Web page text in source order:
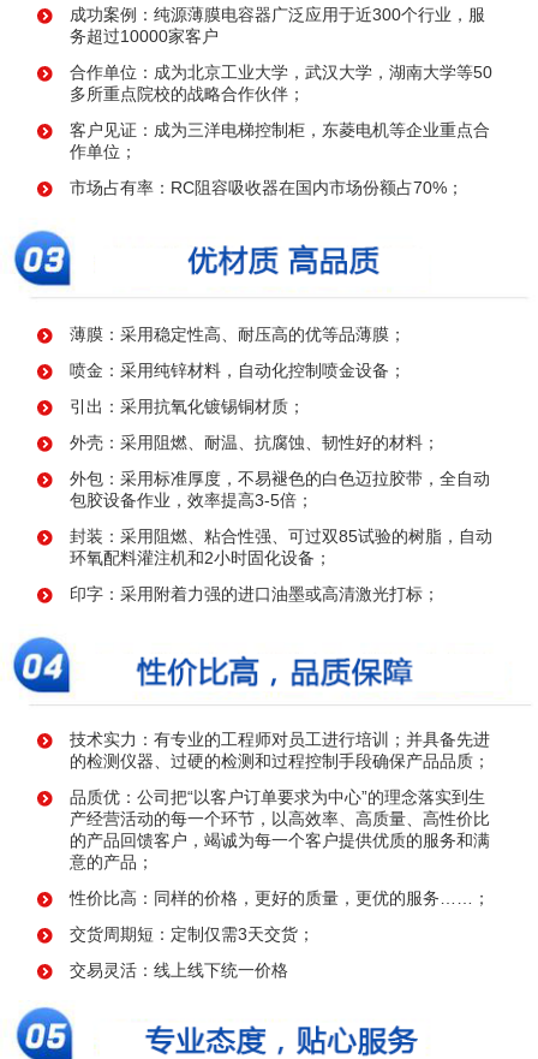
成功案例：纯源薄膜电容器广泛应用于近300个行业，服
务超过10000家客户
合作单位：成为北京工业大学，武汉大学，湖南大学等50
多所重点院校的战略合作伙伴；
客户见证：成为三洋电梯控制柜，东菱电机等企业重点合
作单位；
市场占有率：RC阻容吸收器在国内市场份额占70%；
薄膜：采用稳定性高、耐压高的优等品薄膜；
喷金：采用纯锌材料，自动化控制喷金设备；
引出：采用抗氧化镀锡铜材质；
外壳：采用阻燃、耐温、抗腐蚀、韧性好的材料；
外包：采用标准厚度，不易褪色的白色迈拉胶带，全自动
包胶设备作业，效率提高3-5倍；
封装：采用阻燃、粘合性强、可过双85试验的树脂，自动
环氧配料灌注机和2小时固化设备；
印字：采用附着力强的进口油墨或高清激光打标；
技术实力：有专业的工程师对员工进行培训；并具备先进
的检测仪器、过硬的检测和过程控制手段确保产品品质；
品质优：公司把“以客户订单要求为中心”的理念落实到生
产经营活动的每一个环节，以高效率、高质量、高性价比
的产品回馈客户，竭诚为每一个客户提供优质的服务和满
意的产品；
性价比高：同样的价格，更好的质量，更优的服务……；
交货周期短：定制仅需3天交货；
交易灵活：线上线下统一价格